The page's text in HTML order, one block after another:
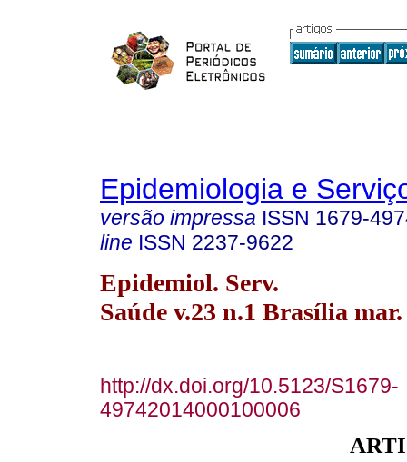
Epidemiologia e
versão impressa ISSN 1679-
line ISSN 2237-9622
Epidemiol. Serv.
Saúde v.23 n.1 Brasília mar.
http://dx.doi.org/10.5123/S1679-
49742014000100006